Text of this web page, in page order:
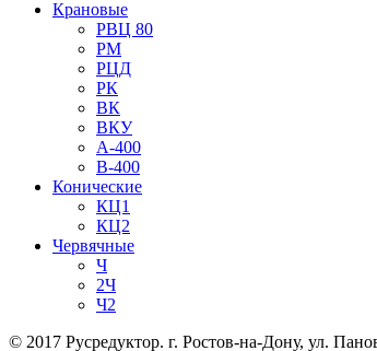
Крановые
РВЦ 80
РМ
РЦД
РК
ВК
ВКУ
А-400
В-400
Конические
КЦ1
КЦ2
Червячные
Ч
2Ч
Ч2
© 2017 Русредуктор. г. Ростов-на-Дону, ул.